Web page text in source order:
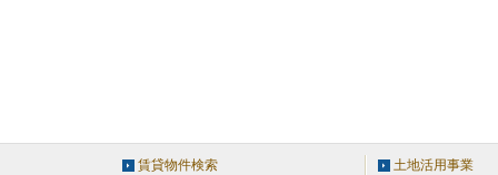
賃貸物件検索
土地活用事業